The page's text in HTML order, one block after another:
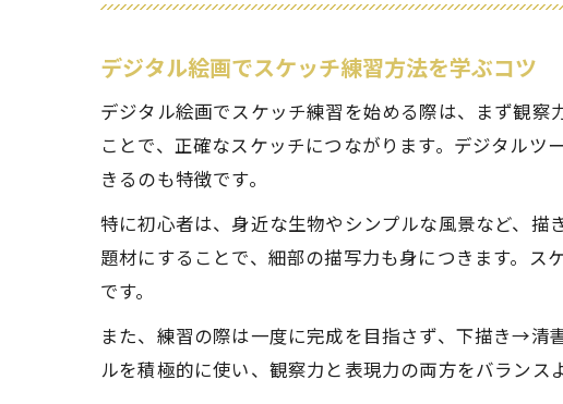
ス
生
ス
デ
デ
初
デ
デジタル絵画でスケッチ練習方法を学ぶコツ
デジタル絵画でスケッチ練習を始める際は、まず観
ことで、正確なスケッチにつながります。デジタル
きるのも特徴です。
特に初心者は、身近な生物やシンプルな風景など、
題材にすることで、細部の描写力も身につきます。
です。
また、練習の際は一度に完成を目指さず、下描き→清
ルを積極的に使い、観察力と表現力の両方をバランス